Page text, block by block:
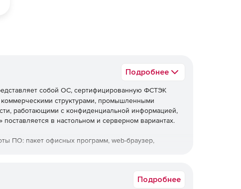
Подробнее
собой ОС, сертифицированную ФСТЭК
структурами, промышленными
работающими с конфиденциальной информацией,
в настольном и серверном вариантах.
ПО: пакет офисных программ, web-браузер,
в автоматизированных системах уровня не выше
Подробнее